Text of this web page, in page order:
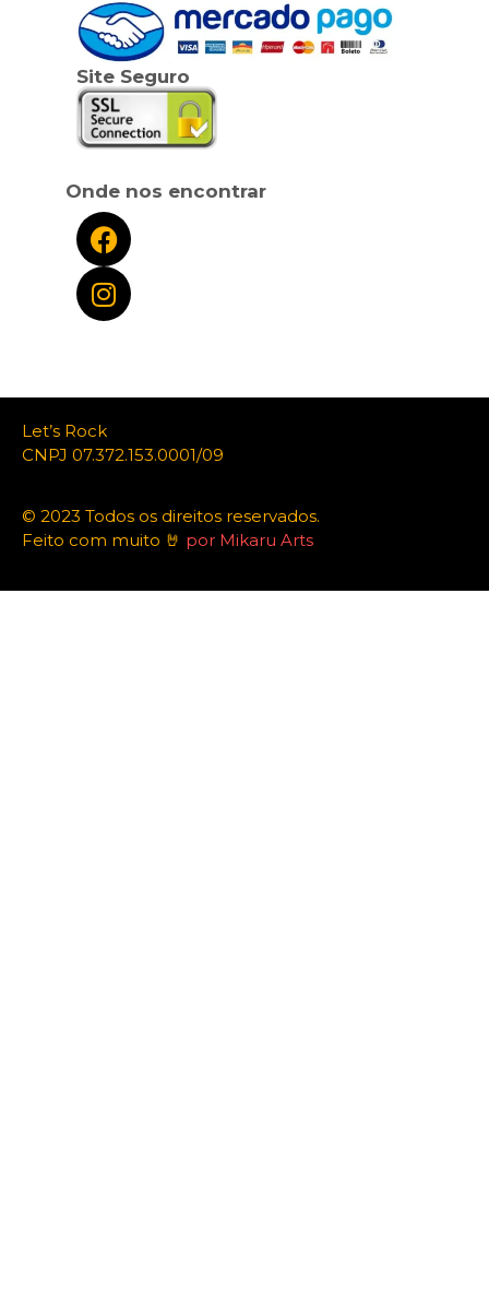
Site Seguro
Onde nos encontrar
Let’s Rock
CNPJ 07.372.153.0001/09
© 2023 Todos os direitos reservados.
Feito com muito 🤘 por Mikaru Arts